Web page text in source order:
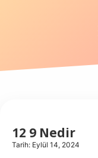
Anasayfa
Hakkımızda
12 9 Nedir
Tarih: Eylül 14, 2024